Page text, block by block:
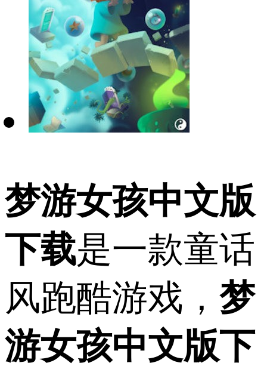
梦游女孩中文版
下载是一款童话
风跑酷游戏， 梦
游女孩中文版下